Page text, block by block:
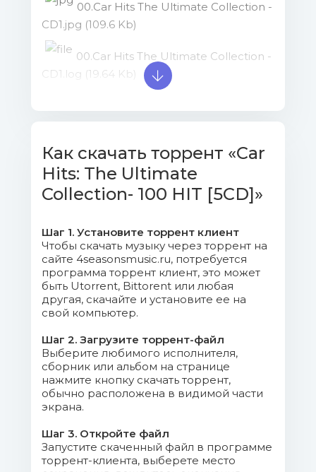
00.Car Hits The Ultimate Collection -
CD1.jpg (109.6 Kb)
00.Car Hits The Ultimate Collection -
CD1.log (19.64 Kb)
01.Frankie Goes To Hollywood -
Relax.mp3 (9.1 Mb)
02.Tears For Fears - Shout.mp3
03.Kool & The Gang - Get Down On
It.mp3 (8.15 Mb)
04.Madness - It Must Be Love.mp3
(7.66 Mb)
05.Wet Wet Wet - With A Little
Help From My Friends.mp3 (6.12 Mb)
06.Thompson Twins - You Take Me
07.ABC - The Look Of Love (Part
Как скачать торрент «Car
Hits: The Ultimate
Collection- 100 HIT [5CD]»
Шаг 1. Установите торрент клиент
Чтобы скачать музыку через торрент на
сайте 4seasonsmusic.ru, потребуется
программа торрент клиент, это может
быть Utorrent, Bittorent или любая
другая, скачайте и установите ее на
свой компьютер.
Шаг 2. Загрузите торрент-файл
Выберите любимого исполнителя,
сборник или альбом на странице
нажмите кнопку скачать торрент,
обычно расположена в видимой части
экрана.
Шаг 3. Откройте файл
Запустите скаченный файл в программе
торрент-клиента, выберете место